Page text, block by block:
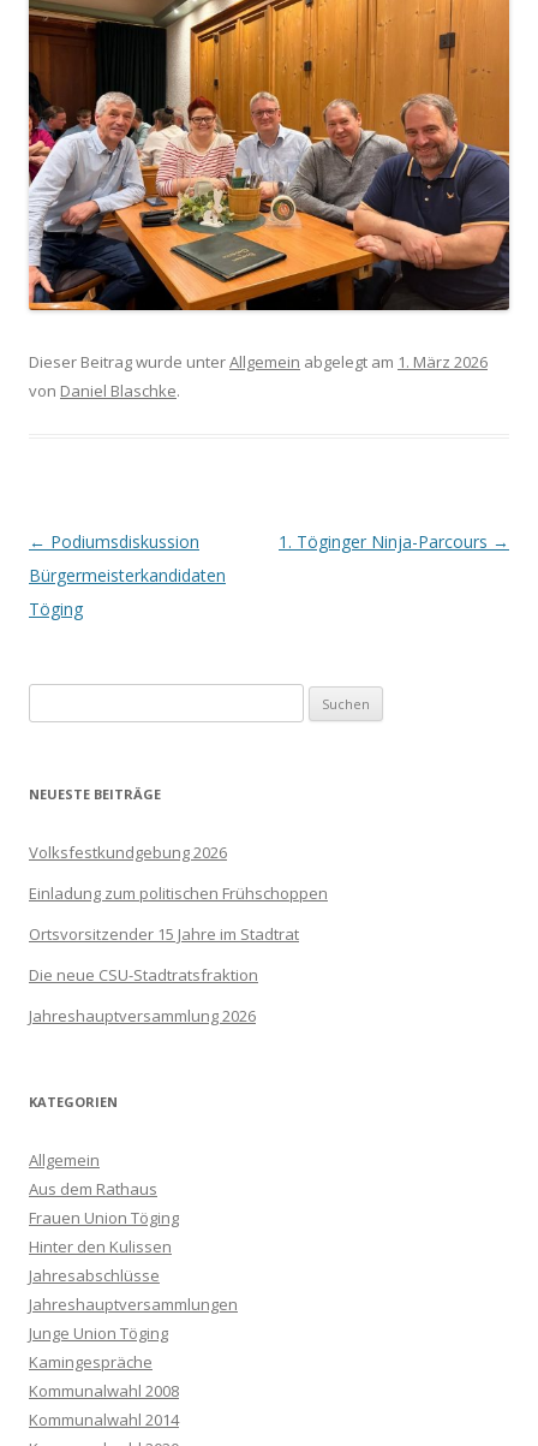
Dieser Beitrag wurde unterAllgemein abgelegt am 1. März 2026
von Daniel Blaschke.
Beitrags-
Navigation
← Podiumsdiskussion
Bürgermeisterkandidaten
Töging
1. Töginger Ninja-Parcours →
nach:
NEUESTE BEITRÄGE
Volksfestkundgebung 2026
Einladung zum politischen Frühschoppen
Ortsvorsitzender 15 Jahre im Stadtrat
Die neue CSU-Stadtratsfraktion
Jahreshauptversammlung 2026
KATEGORIEN
Allgemein
Aus dem Rathaus
Frauen Union Töging
Hinter den Kulissen
Jahresabschlüsse
Jahreshauptversammlungen
Junge Union Töging
Kamingespräche
Kommunalwahl 2008
Kommunalwahl 2014